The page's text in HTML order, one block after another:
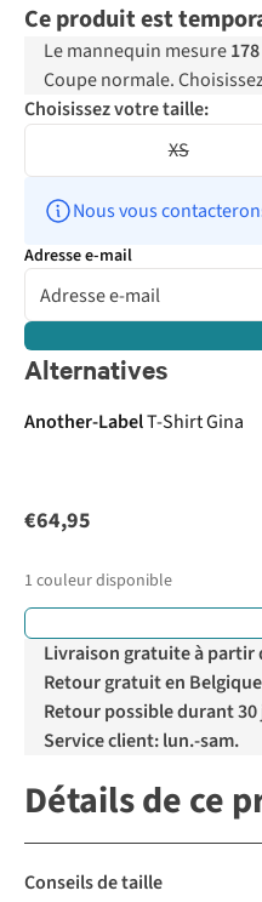
Ce produit est
Le mannequin mesure
Coupe normale.
Choisissez votre taille:
XS
Nous vous
Adresse e-mail
Alternatives
Another-LabelT-Shirt Gina
€64,95
1 couleur disponible
Livraison gratuite à partir
Retour gratuit en Belgique
Retour possible durant
Service client: lun.-sam.
Détails de ce
Conseils de taille